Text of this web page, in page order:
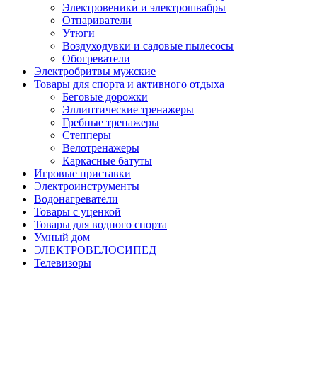
Электровеники и электрошвабры
Отпариватели
Утюги
Воздуходувки и садовые пылесосы
Обогреватели
Электробритвы мужские
Товары для спорта и активного отдыха
Беговые дорожки
Эллиптические тренажеры
Гребные тренажеры
Степперы
Велотренажеры
Каркасные батуты
Игровые приставки
Электроинструменты
Водонагреватели
Товары с уценкой
Товары для водного спорта
Умный дом
ЭЛЕКТРОВЕЛОСИПЕД
Телевизоры